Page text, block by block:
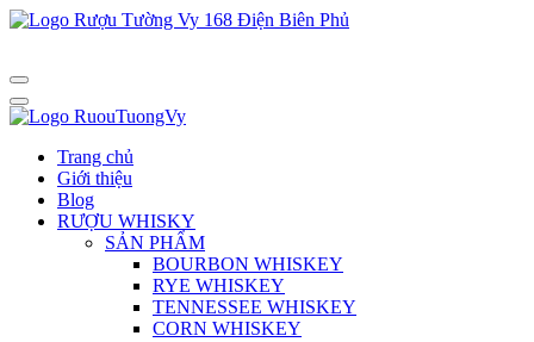
Trang chủ
Giới thiệu
Blog
RƯỢU WHISKY
SẢN PHẨM
BOURBON WHISKEY
RYE WHISKEY
TENNESSEE WHISKEY
CORN WHISKEY